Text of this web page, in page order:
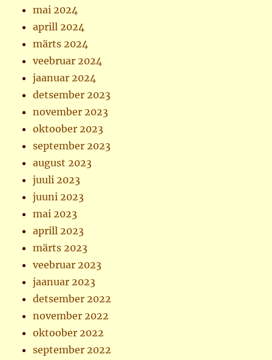
mai 2024
aprill 2024
märts 2024
veebruar 2024
jaanuar 2024
detsember 2023
november 2023
oktoober 2023
september 2023
august 2023
juuli 2023
juuni 2023
mai 2023
aprill 2023
märts 2023
veebruar 2023
jaanuar 2023
detsember 2022
november 2022
oktoober 2022
september 2022